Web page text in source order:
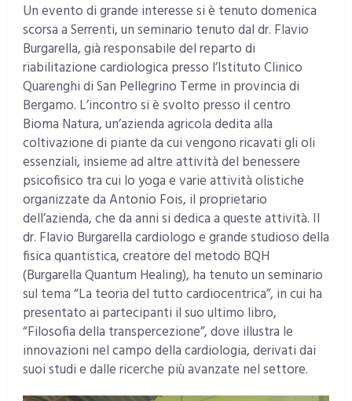
Un evento di grande interesse si è tenuto domenica
scorsa a Serrenti, un seminario tenuto dal dr. Flavio
Burgarella, già responsabile del reparto di
riabilitazione cardiologica presso l’Istituto Clinico
Quarenghi di San Pellegrino Terme in provincia di
Bergamo. L’incontro si è svolto presso il centro
Bioma Natura, un’azienda agricola dedita alla
coltivazione di piante da cui vengono ricavati gli oli
essenziali, insieme ad altre attività del benessere
psicofisico tra cui lo yoga e varie attività olistiche
organizzate da Antonio Fois, il proprietario
dell’azienda, che da anni si dedica a queste attività. Il
dr. Flavio Burgarella cardiologo e grande studioso della
fisica quantistica, creatore del metodo BQH
(Burgarella Quantum Healing), ha tenuto un seminario
sul tema “La teoria del tutto cardiocentrica”, in cui ha
presentato ai partecipanti il suo ultimo libro,
“Filosofia della transpercezione”, dove illustra le
innovazioni nel campo della cardiologia, derivati dai
suoi studi e dalle ricerche più avanzate nel settore.